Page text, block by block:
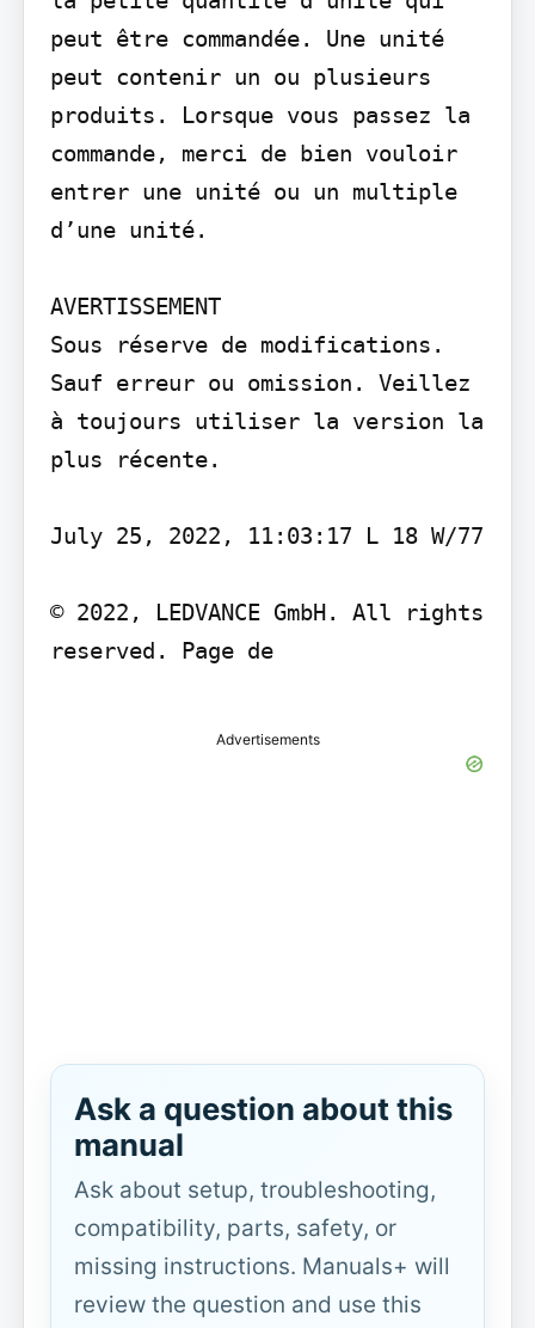
peut être commandée. Une unité
peut contenir un ou plusieurs
produits. Lorsque vous passez la
commande, merci de bien vouloir
entrer une unité ou un multiple
d’une unité.
AVERTISSEMENT
Sous réserve de modifications.
Sauf erreur ou omission. Veillez
à toujours utiliser la version la
plus récente.
July 25, 2022, 11:03:17 L 18 W/77
© 2022, LEDVANCE GmbH. All rights
reserved. Page de
Advertisements
Ask a question about this
manual
Ask about setup, troubleshooting,
compatibility, parts, safety, or
missing instructions. Manuals+ will
review the question and use this